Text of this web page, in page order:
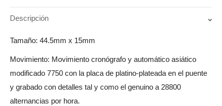
Descripción
Tamaño: 44.5mm x 15mm
Movimiento: Movimiento cronógrafo y automático asiático
modificado 7750 con la placa de platino-plateada en el puente
y grabado con detalles tal y como el genuino a 28800
alternancias por hora.